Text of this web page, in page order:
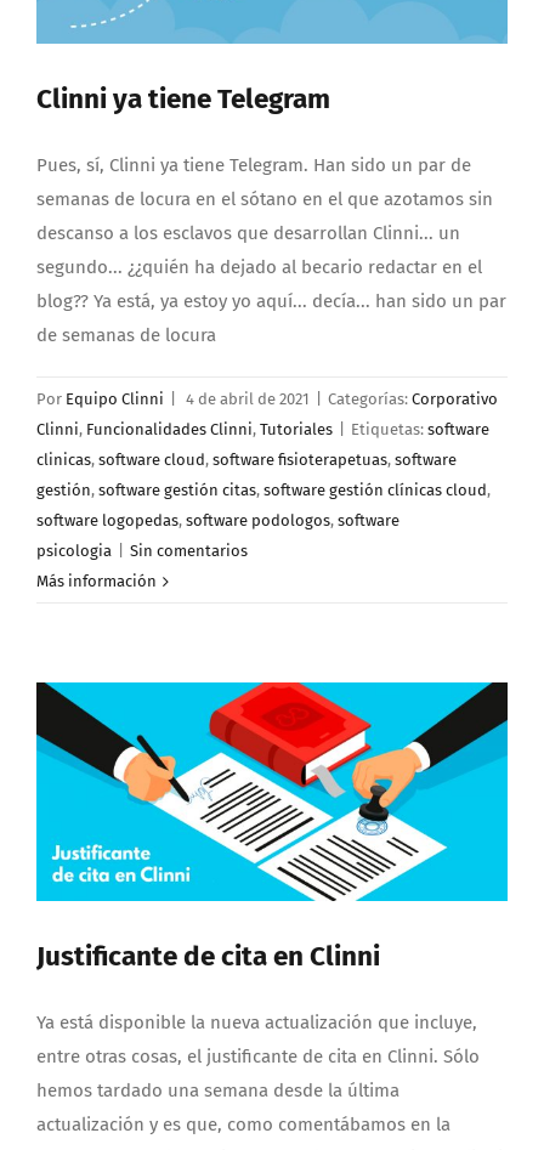
Clinni ya tiene Telegram
Pues, sí, Clinni ya tiene Telegram. Han sido un par de
semanas de locura en el sótano en el que azotamos sin
descanso a los esclavos que desarrollan Clinni... un
segundo... ¿¿quién ha dejado al becario redactar en el
blog?? Ya está, ya estoy yo aquí... decía... han sido un par
de semanas de locura
Por Equipo Clinni 4 de abril de 2021 Categorías: Corporativo
Clinni, Funcionalidades Clinni, Tutoriales Etiquetas: software
clinicas, software cloud, software fisioterapetuas, software
gestión, software gestión citas, software gestión clínicas cloud,
software logopedas, software podologos, software
psicologia
Sin comentarios
Más información
Justificante de cita en Clinni
Ya está disponible la nueva actualización que incluye,
entre otras cosas, el justificante de cita en Clinni. Sólo
hemos tardado una semana desde la última
actualización y es que, como comentábamos en la